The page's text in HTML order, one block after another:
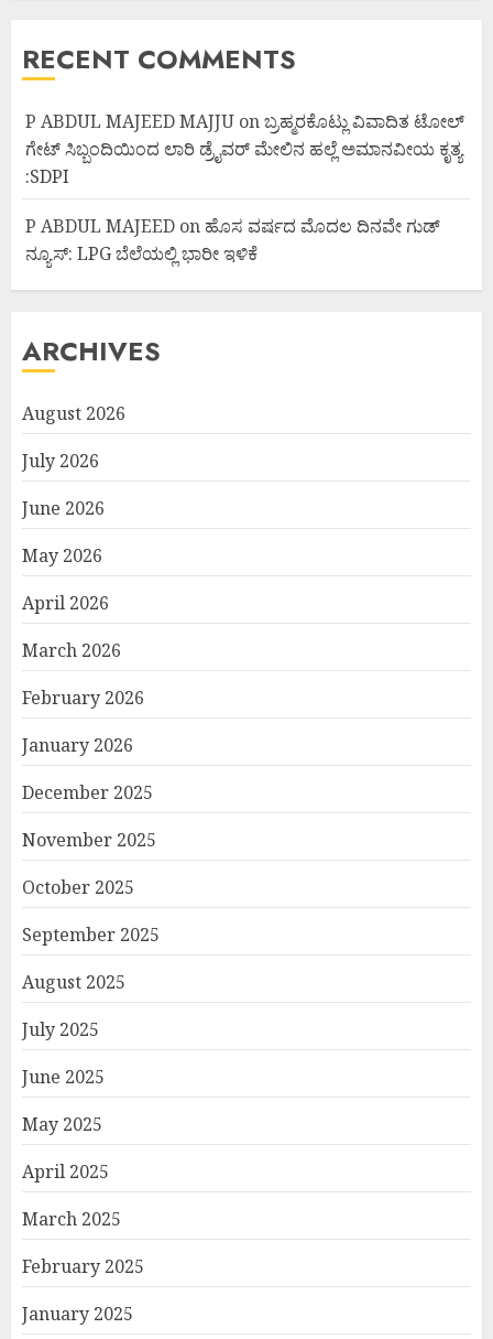
RECENT COMMENTS
P ABDUL MAJEED MAJJU onಬ್ರಹ್ಮರಕೊಟ್ಲು ವಿವಾದಿತ ಟೋಲ್
ಗೇಟ್ ಸಿಬ್ಬಂದಿಯಿಂದ ಲಾರಿ ಡ್ರೈವರ್ ಮೇಲಿನ ಹಲ್ಲೆ ಅಮಾನವೀಯ ಕೃತ್ಯ
:SDPI
P ABDUL MAJEED on ಹೊಸ ವರ್ಷದ ಮೊದಲ ದಿನವೇ ಗುಡ್
ನ್ಯೂಸ್: LPG ಬೆಲೆಯಲ್ಲಿ ಭಾರೀ ಇಳಿಕೆ
ARCHIVES
August 2026
July 2026
June 2026
May 2026
April 2026
March 2026
February 2026
January 2026
December 2025
November 2025
October 2025
September 2025
August 2025
July 2025
June 2025
May 2025
April 2025
March 2025
February 2025
January 2025